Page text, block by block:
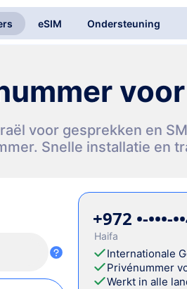
eSIM Ondersteuning
voor gesprekken en
Snelle installatie en
+972 •-•••-
Haifa
Internationale
Privénummer
Werkt in alle